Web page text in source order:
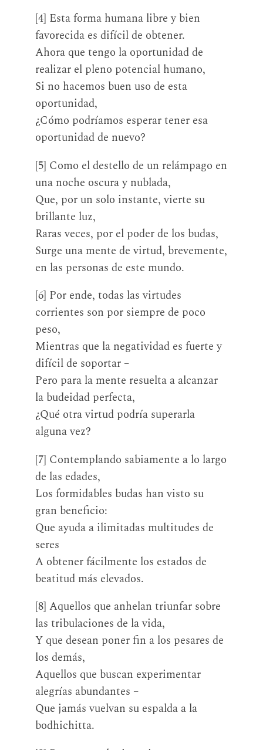
[4] Esta forma humana libre y bien
favorecida es difícil de obtener.
Ahora que tengo la oportunidad de
realizar el pleno potencial humano,
Si no hacemos buen uso de esta
oportunidad,
¿Cómo podríamos esperar tener esa
oportunidad de nuevo?
[5] Como el destello de un relámpago en
una noche oscura y nublada,
Que, por un solo instante, vierte su
brillante luz,
Raras veces, por el poder de los budas,
Surge una mente de virtud, brevemente,
en las personas de este mundo.
[6] Por ende, todas las virtudes
corrientes son por siempre de poco
peso,
Mientras que la negatividad es fuerte y
difícil de soportar –
Pero para la mente resuelta a alcanzar
la budeidad perfecta,
¿Qué otra virtud podría superarla
alguna vez?
[7] Contemplando sabiamente a lo largo
de las edades,
Los formidables budas han visto su
gran beneficio:
Que ayuda a ilimitadas multitudes de
seres
A obtener fácilmente los estados de
beatitud más elevados.
[8] Aquellos que anhelan triunfar sobre
las tribulaciones de la vida,
Y que desean poner fin a los pesares de
los demás,
Aquellos que buscan experimentar
alegrías abundantes –
Que jamás vuelvan su espalda a la
bodhichitta.